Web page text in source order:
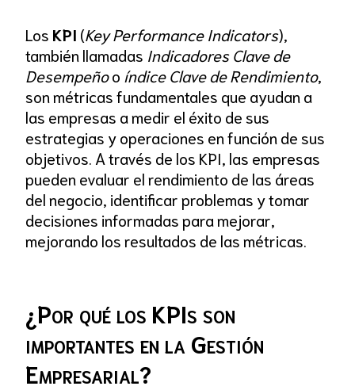
Los KPI (Key Performance Indicators),
también llamadas Indicadores Clave de
Desempeñoo índice Clave de Rendimiento,
son métricas fundamentales que ayudan a
las empresas a medir el éxito de sus
estrategias y operaciones en función de sus
objetivos. A través de los KPI, las empresas
pueden evaluar el rendimiento de las áreas
del negocio, identificar problemas y tomar
decisiones informadas para mejorar,
mejorando los resultados de las métricas.
¿Por qué los KPIs son
importantes en la Gestión
Empresarial?